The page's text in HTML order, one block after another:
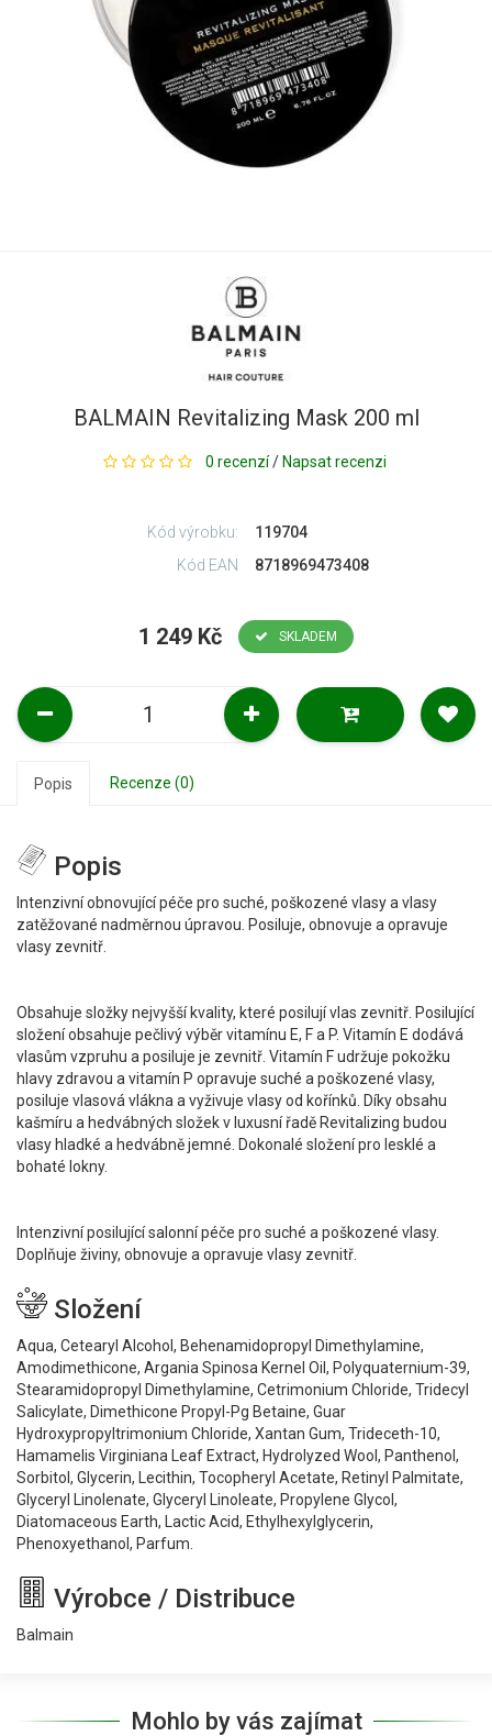
BALMAIN Revitalizing Mask 200 ml
0 recenzí / Napsat recenzi
Kód výrobku:
119704
Kód EAN
8718969473408
1 249 Kč SKLADEM
Popis Recenze (0)
Popis
Intenzivní obnovující péče pro suché, poškozené vlasy a vlasy
zatěžované nadměrnou úpravou. Posiluje, obnovuje a opravuje
vlasy zevnitř.
Obsahuje složky nejvyšší kvality, které posilují vlas zevnitř. Posilující
složení obsahuje pečlivý výběr vitamínu E, F a P. Vitamín E dodává
vlasům vzpruhu a posiluje je zevnitř. Vitamín F udržuje pokožku
hlavy zdravou a vitamín P opravuje suché a poškozené vlasy,
posiluje vlasová vlákna a vyživuje vlasy od kořínků. Díky obsahu
kašmíru a hedvábných složek v luxusní řadě Revitalizing budou
vlasy hladké a hedvábně jemné. Dokonalé složení pro lesklé a
bohaté lokny.
Intenzivní posilující salonní péče pro suché a poškozené vlasy.
Doplňuje živiny, obnovuje a opravuje vlasy zevnitř.
Složení
Aqua, Cetearyl Alcohol, Behenamidopropyl Dimethylamine,
Amodimethicone, Argania Spinosa Kernel Oil, Polyquaternium-39,
Stearamidopropyl Dimethylamine, Cetrimonium Chloride, Tridecyl
Salicylate, Dimethicone Propyl-Pg Betaine, Guar
Hydroxypropyltrimonium Chloride, Xantan Gum, Trideceth-10,
Hamamelis Virginiana Leaf Extract, Hydrolyzed Wool, Panthenol,
Sorbitol, Glycerin, Lecithin, Tocopheryl Acetate, Retinyl Palmitate,
Glyceryl Linolenate, Glyceryl Linoleate, Propylene Glycol,
Diatomaceous Earth, Lactic Acid, Ethylhexylglycerin,
Phenoxyethanol, Parfum.
Výrobce / Distribuce
Balmain
Mohlo by vás zajímat